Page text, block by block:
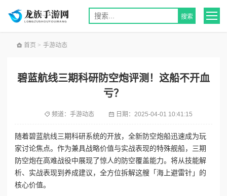
首页 > 手游动态
碧蓝航线三期科研防空炮评测！这船不开血
亏？
频道： 手游动态 日期： 2025-04-01 10:41:15
随着碧蓝航线三期科研系统的开放，全新防空炮船迅速成为玩
家讨论焦点。作为兼具战略价值与实战表现的特殊舰船，三期
防空炮在高难战役中展现了惊人的防空覆盖能力。将从技能解
析、实战表现到养成建议，全方位拆解这艘「海上避雷针」的
核心价值。